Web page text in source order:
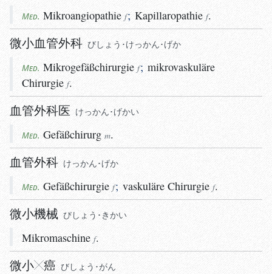
Med. Mikroangiopathie f; Kapillaropathie f.
微小血管外科 びしょう･けっかん･げか
Med. Mikrogefäßchirurgie f; mikrovaskuläre
Chirurgie f.
血管外科医 けっかん･げかい
Med. Gefäßchirurg m.
血管外科 けっかん･げか
Med. Gefäßchirurgie f; vaskuläre Chirurgie f.
微小機械 びしょう･きかい
Mikromaschine f.
微小 癌 びしょう･がん